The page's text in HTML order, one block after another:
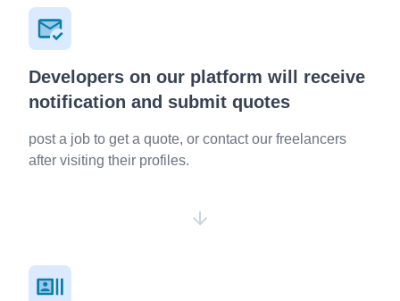
Developers on our platform will receive
notification and submit quotes
post a job to get a quote, or contact our freelancers
after visiting their profiles.